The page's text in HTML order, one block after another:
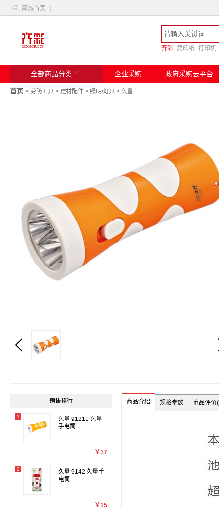
 商城首页
齐彩 复印纸 打印机
全部商品分类  企业采购 政府采购云平台
首页 > 劳防工具 > 建材配件 > 照明/灯具 > 久量

销售排行
1
久量 9121B 久量
手电筒
￥17
2
久量 9142 久量手
电筒
￥15
商品介绍 规格参数 商品评价